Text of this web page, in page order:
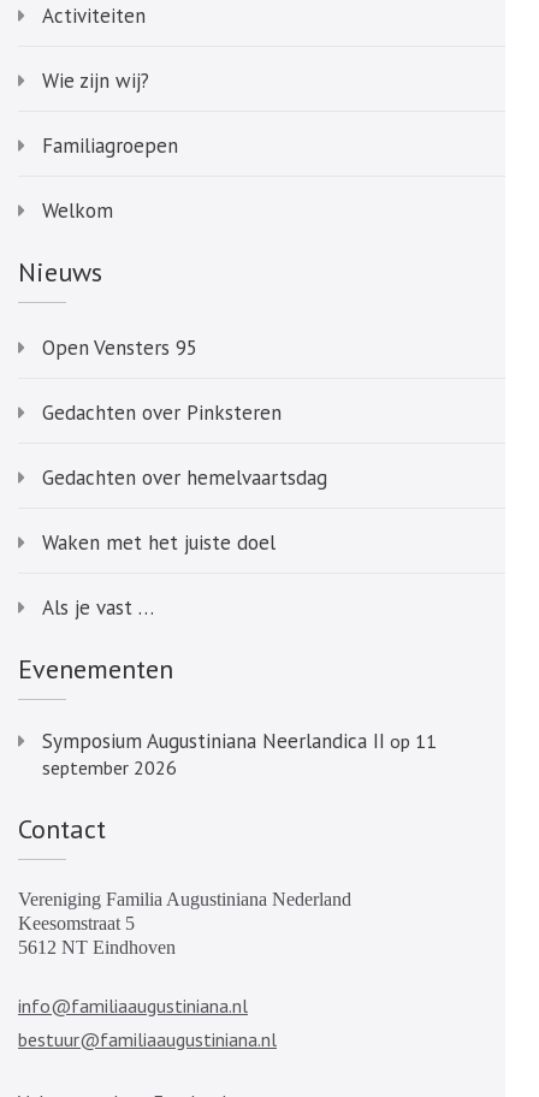
Activiteiten
Wie zijn wij?
Familiagroepen
Welkom
Nieuws
Open Vensters 95
Gedachten over Pinksteren
Gedachten over hemelvaartsdag
Waken met het juiste doel
Als je vast …
Evenementen
Symposium Augustiniana Neerlandica II op 11
september 2026
Contact
Vereniging Familia Augustiniana Nederland
Keesomstraat 5
5612 NT Eindhoven
info@familiaaugustiniana.nl
bestuur@familiaaugustiniana.nl